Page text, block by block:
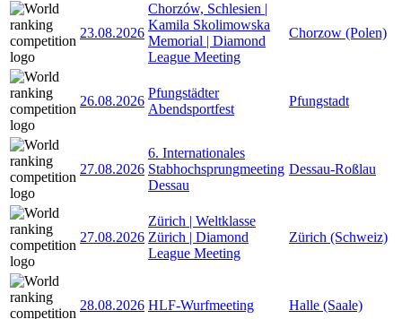
23.08.2026
Chorzów, Schlesien |
Kamila Skolimowska
Memorial | Diamond
League Meeting
Chorzow (Polen)
26.08.2026
Pfungstädter
Abendsportfest
Pfungstadt
27.08.2026
6. Internationales
Stabhochsprungmeeting
Dessau
Dessau-Roßlau
27.08.2026
Zürich | Weltklasse
Zürich | Diamond
League Meeting
Zürich (Schweiz)
28.08.2026 HLF-Wurfmeeting Halle (Saale)